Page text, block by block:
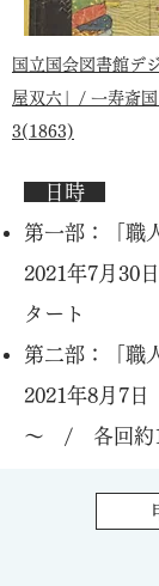
国立国会図書館デ
屋双六」/ 一寿斎
3(1863)
日時
第一部：「職
2021年7月30
タート
第二部：「職
2021年8月7
～ / 各回約